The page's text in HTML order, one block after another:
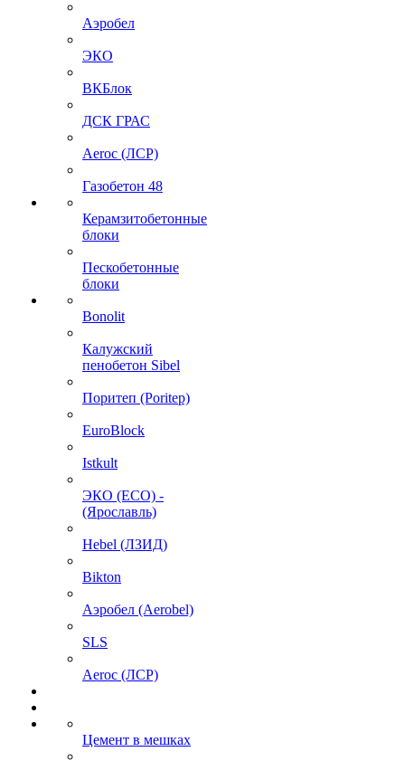
Аэробел
ЭКО
ВКБлок
ДСК ГРАС
Aeroc (ЛСР)
Газобетон 48
Керамзитобетонные
блоки
Пескобетонные
блоки
Bonolit
Калужский
пенобетон Sibel
Поритеп (Poritep)
EuroBlock
Istkult
ЭКО (ECO) -
(Ярославль)
Hebel (ЛЗИД)
Bikton
Аэробел (Aerobel)
SLS
Aeroc (ЛСР)
Цемент в мешках